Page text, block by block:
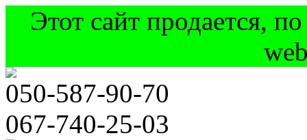
Этот сайт продается,
050-587-90-70
067-740-25-03